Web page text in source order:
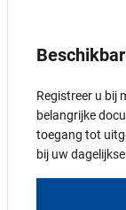
Registreer u bij
belangrijke
toegang tot
bij uw